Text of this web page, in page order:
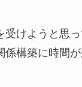
受けようと思
係構築に時間